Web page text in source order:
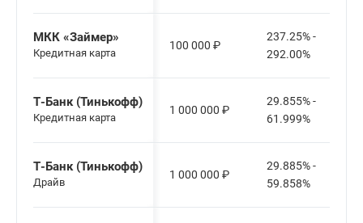
МКК «Займер»
Кредитная карта
100 000 ₽
237.25% -
292.00%
Т-Банк (Тинькофф)
Кредитная карта
1 000 000 ₽
29.855% -
61.999%
Т-Банк (Тинькофф)
Драйв
1 000 000 ₽
29.885% -
59.858%